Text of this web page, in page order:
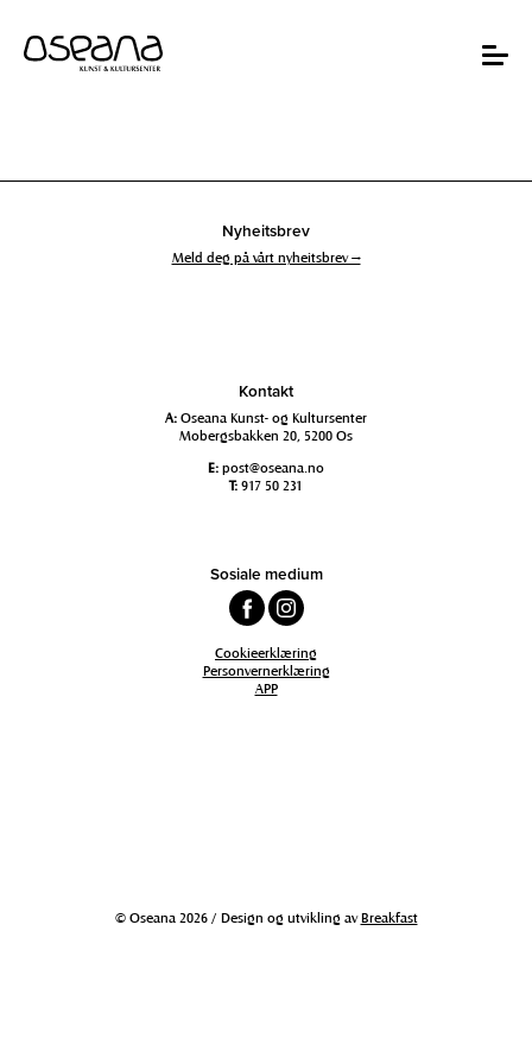
innhold
navigasjon
Toggle
Nyheitsbrev
Meld deg på vårt nyheitsbrev →
Kontakt
A: Oseana Kunst- og Kultursenter
Mobergsbakken 20, 5200 Os
E: post@oseana.no
T: 917 50 231
Sosiale medium
Cookieerklæring
Personvernerklæring
APP
© Oseana 2026 / Design og utvikling avBreakfast